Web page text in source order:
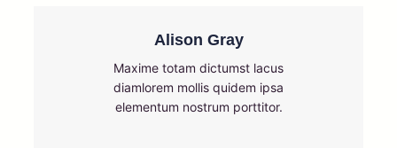
Alison Gray
Maxime totam dictumst lacus
diamlorem mollis quidem ipsa
elementum nostrum porttitor.